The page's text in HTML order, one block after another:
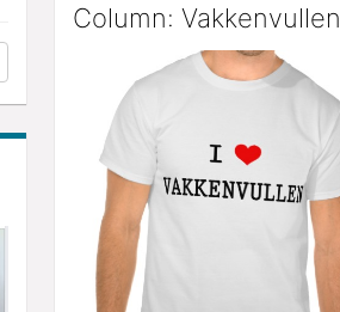
Column: Vakkenvullen